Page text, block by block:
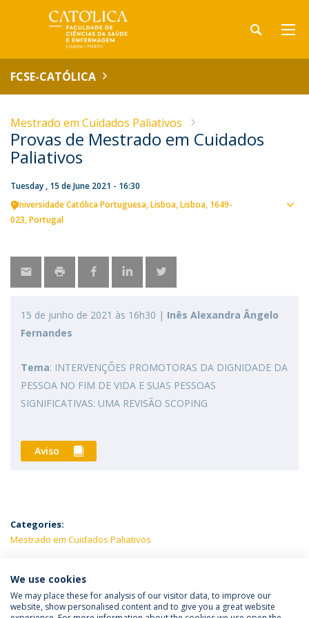
FCSE-CATÓLICA
Mestrado em Cuidados Paliativos
Provas de Mestrado em Cuidados
Paliativos
Tuesday , 15 de June 2021 - 16:30
Universidade Católica Portuguesa Lisboa Lisboa 1649-
023 Portugal
15 de junho de 2021 às 16h30 | Inês Alexandra Ângelo
Fernandes
Tema: INTERVENÇÕES PROMOTORAS DA DIGNIDADE DA
PESSOA NO FIM DE VIDA E SUAS PESSOAS
SIGNIFICATIVAS: UMA REVISÃO SCOPING
Aviso
Categories:
Mestrado em Cuidados Paliativos
LATEST NEWS
We use cookies
We may place these for analysis of our visitor data, to improve our
website, show personalised content and to give you a great website